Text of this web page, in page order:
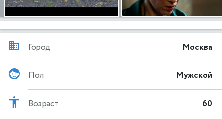
Город Москва
Пол Мужской
Возраст 60